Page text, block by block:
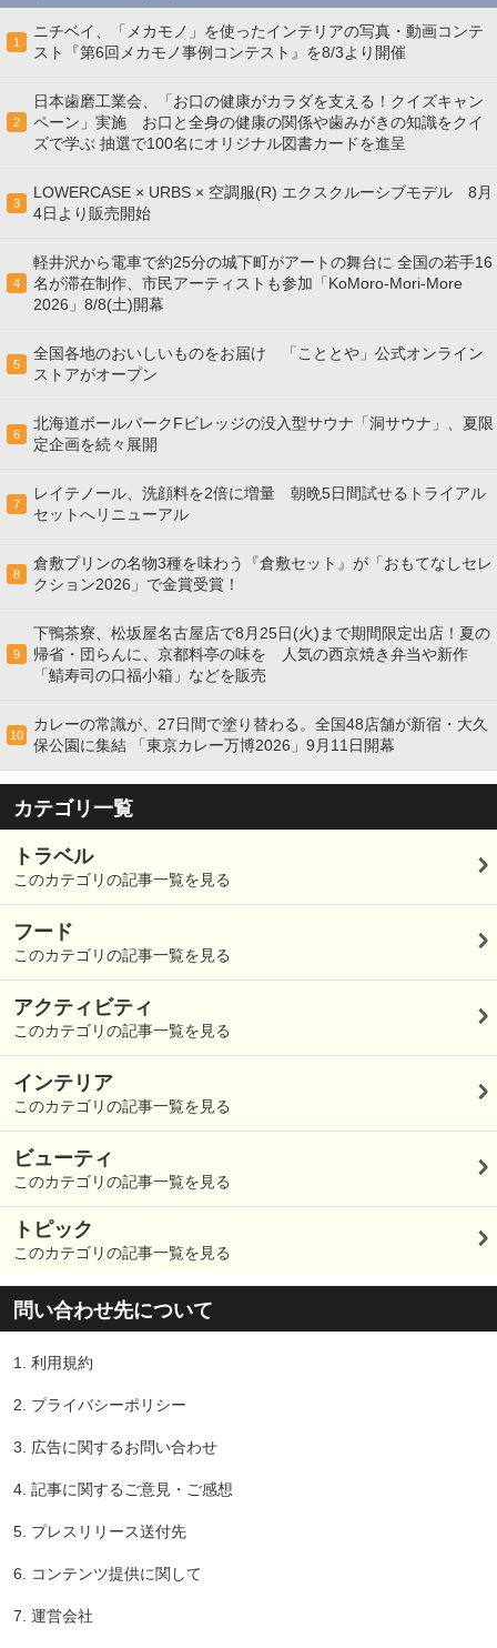
1
ニチベイ、「メカモノ」を使ったインテリアの写真・動画コンテ
スト『第6回メカモノ事例コンテスト』を8/3より開催
2
日本歯磨工業会、「お口の健康がカラダを支える！クイズキャン
ペーン」実施 お口と全身の健康の関係や歯みがきの知識をクイ
ズで学ぶ 抽選で100名にオリジナル図書カードを進呈
3
LOWERCASE × URBS × 空調服(R) エクスクルーシブモデル 8月
4日より販売開始
4
軽井沢から電車で約25分の城下町がアートの舞台に 全国の若手16
名が滞在制作、市民アーティストも参加「KoMoro-Mori-More
2026」8/8(土)開幕
5
全国各地のおいしいものをお届け 「こととや」公式オンライン
ストアがオープン
6
北海道ボールパークFビレッジの没入型サウナ「洞サウナ」、夏限
定企画を続々展開
7
レイテノール、洗顔料を2倍に増量 朝晩5日間試せるトライアル
セットへリニューアル
8
倉敷プリンの名物3種を味わう『倉敷セット』が「おもてなしセレ
クション2026」で金賞受賞！
9
下鴨茶寮、松坂屋名古屋店で8月25日(火)まで期間限定出店！夏の
帰省・団らんに、京都料亭の味を 人気の西京焼き弁当や新作
「鯖寿司の口福小箱」などを販売
10
カレーの常識が、27日間で塗り替わる。全国48店舗が新宿・大久
保公園に集結 「東京カレー万博2026」9月11日開幕
カテゴリ一覧
トラベル
このカテゴリの記事一覧を見る
フード
このカテゴリの記事一覧を見る
アクティビティ
このカテゴリの記事一覧を見る
インテリア
このカテゴリの記事一覧を見る
ビューティ
このカテゴリの記事一覧を見る
トピック
このカテゴリの記事一覧を見る
問い合わせ先について
1. 利用規約
2. プライバシーポリシー
3. 広告に関するお問い合わせ
4. 記事に関するご意見・ご感想
5. プレスリリース送付先
6. コンテンツ提供に関して
7. 運営会社